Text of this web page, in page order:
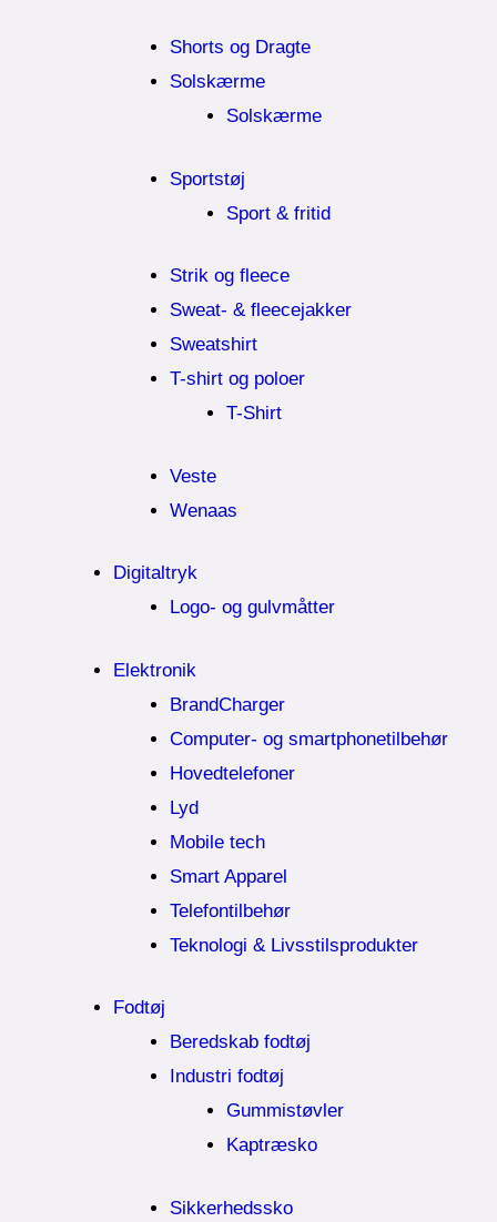
Shorts og Dragte
Solskærme
Solskærme
Sportstøj
Sport & fritid
Strik og fleece
Sweat- & fleecejakker
Sweatshirt
T-shirt og poloer
T-Shirt
Veste
Wenaas
Digitaltryk
Logo- og gulvmåtter
Elektronik
BrandCharger
Computer- og smartphonetilbehør
Hovedtelefoner
Lyd
Mobile tech
Smart Apparel
Telefontilbehør
Teknologi & Livsstilsprodukter
Fodtøj
Beredskab fodtøj
Industri fodtøj
Gummistøvler
Kaptræsko
Sikkerhedssko